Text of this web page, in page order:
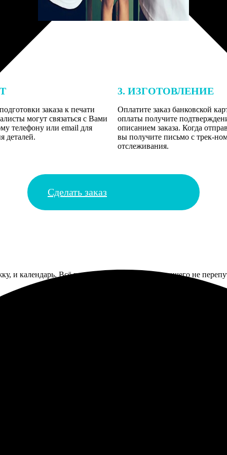
заказа к печати
могут связаться с Вами
телефону или email для
деталей.
3. ИЗГОТОВЛЕНИЕ
Оплатите заказ банковской
оплаты получите
описанием заказа. Когда
вы получите письмо с трек-
отслеживания.
Сделать заказ
и календарь. Всё пришло в одной посылке, ничего не
Пришел хорошо натянутым на подрамник, но уголок был